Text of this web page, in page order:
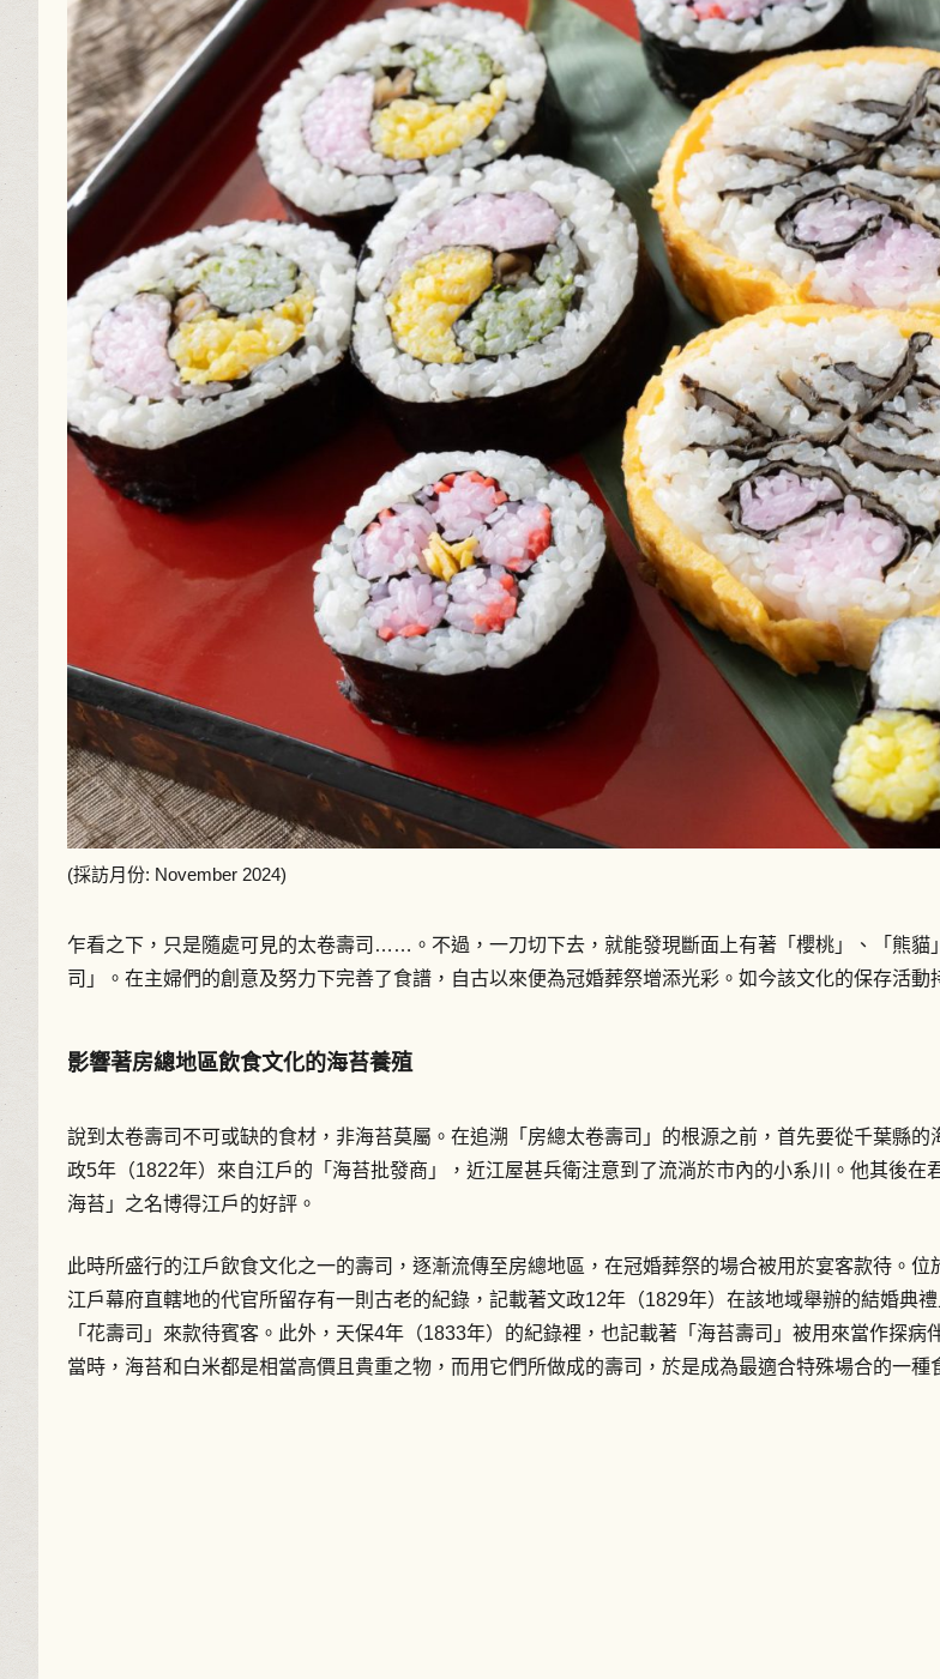
(採訪月份: November 2024)
乍看之下，只是隨處可見的太卷壽司……。不過，一刀切下去，就能發現斷面上有著「櫻桃」、「熊
司」。在主婦們的創意及努力下完善了食譜，自古以來便為冠婚葬祭增添光彩。如今該文化的保存活
影響著房總地區飲食文化的海苔養殖
說到太卷壽司不可或缺的食材，非海苔莫屬。在追溯「房總太卷壽司」的根源之前，首先要從千葉縣
政5年（1822年）來自江戶的「海苔批發商」，近江屋甚兵衛注意到了流淌於市內的小系川。他其後
海苔」之名博得江戶的好評。
此時所盛行的江戶飲食文化之一的壽司，逐漸流傳至房總地區，在冠婚葬祭的場合被用於宴客款待。位
江戶幕府直轄地的代官所留存有一則古老的紀錄，記載著文政12年（1829年）在該地域舉辦的結婚典
「花壽司」來款待賓客。此外，天保4年（1833年）的紀錄裡，也記載著「海苔壽司」被用來當作探病
當時，海苔和白米都是相當高價且貴重之物，而用它們所做成的壽司，於是成為最適合特殊場合的一種